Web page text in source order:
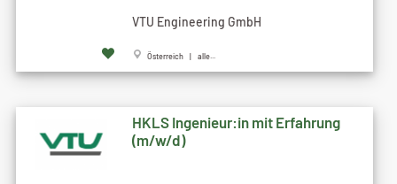
VTU Engineering GmbH
Österreich | alle...
HKLS Ingenieur:in mit Erfahrung
(m/w/d)